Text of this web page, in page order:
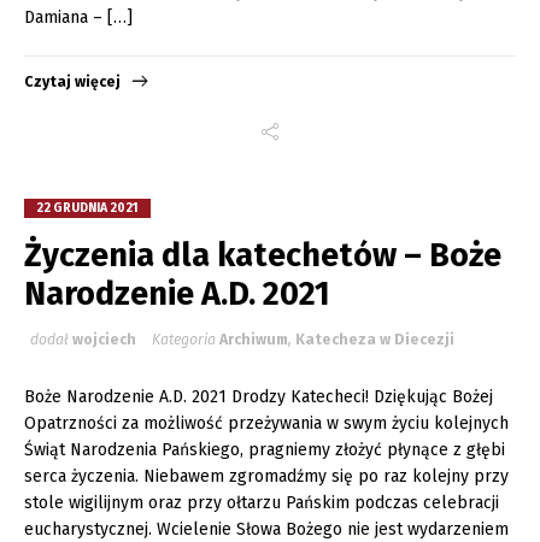
Damiana – […]
Czytaj więcej
22 GRUDNIA 2021
Życzenia dla katechetów – Boże
Narodzenie A.D. 2021
dodał wojciech Kategoria Archiwum, Katecheza w Diecezji
Boże Narodzenie A.D. 2021 Drodzy Katecheci! Dziękując Bożej
Opatrzności za możliwość przeżywania w swym życiu kolejnych
Świąt Narodzenia Pańskiego, pragniemy złożyć płynące z głębi
serca życzenia. Niebawem zgromadźmy się po raz kolejny przy
stole wigilijnym oraz przy ołtarzu Pańskim podczas celebracji
eucharystycznej. Wcielenie Słowa Bożego nie jest wydarzeniem